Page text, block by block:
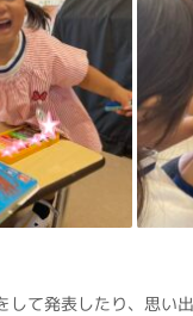
して発表したり、思い